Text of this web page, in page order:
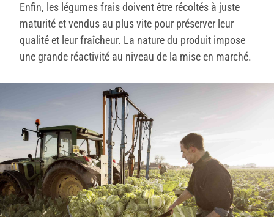
Enfin, les légumes frais doivent être récoltés à juste
maturité et vendus au plus vite pour préserver leur
qualité et leur fraîcheur. La nature du produit impose
une grande réactivité au niveau de la mise en marché.